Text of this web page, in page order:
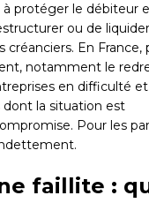
à protéger le débiteur
ou de
créanciers. En France,
notamment le
en difficulté
dont la situation est
Pour les
faillite :